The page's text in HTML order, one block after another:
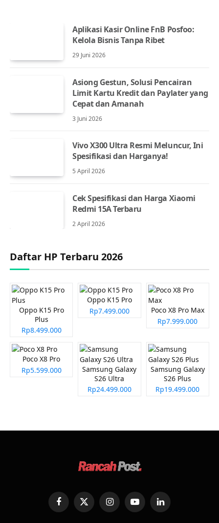
Aplikasi Kasir Online FnB Posfoo:
Kelola Bisnis Tanpa Ribet
29 Juni 2026
Asiong Gestun, Solusi Pencairan
Limit Kartu Kredit dan Paylater yang
Cepat dan Amanah
3 Juni 2026
Vivo X300 Ultra Resmi Meluncur, Ini
Spesifikasi dan Harganya!
5 April 2026
Cek Spesifikasi dan Harga Xiaomi
Redmi 15A Terbaru
2 April 2026
Daftar HP Terbaru 2026
Oppo K15 Pro
Plus
Rp8.499.000
Oppo K15 Pro
Rp7.499.000
Poco X8 Pro Max
Rp7.999.000
Poco X8 Pro
Rp5.599.000
Samsung Galaxy
S26 Ultra
Rp24.499.000
Samsung Galaxy
S26 Plus
Rp19.499.000
FacebookX
(Twitter)
InstagramYouTubeLinkedIn